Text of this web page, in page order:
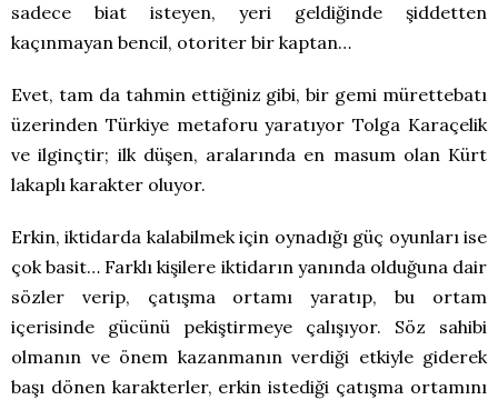
sadece biat isteyen, yeri geldiğinde şiddetten
kaçınmayan bencil, otoriter bir kaptan…
Evet, tam da tahmin ettiğiniz gibi, bir gemi mürettebatı
üzerinden Türkiye metaforu yaratıyor Tolga Karaçelik
ve ilginçtir; ilk düşen, aralarında en masum olan Kürt
lakaplı karakter oluyor.
Erkin, iktidarda kalabilmek için oynadığı güç oyunları ise
çok basit… Farklı kişilere iktidarın yanında olduğuna dair
sözler verip, çatışma ortamı yaratıp, bu ortam
içerisinde gücünü pekiştirmeye çalışıyor. Söz sahibi
olmanın ve önem kazanmanın verdiği etkiyle giderek
başı dönen karakterler, erkin istediği çatışma ortamını